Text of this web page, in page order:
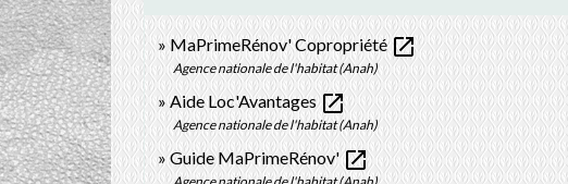
MaPrimeRénov' Copropriété open_in_new
Agence nationale de l'habitat (Anah)
Aide Loc'Avantagesopen_in_new
Agence nationale de l'habitat (Anah)
Guide MaPrimeRénov'open_in_new